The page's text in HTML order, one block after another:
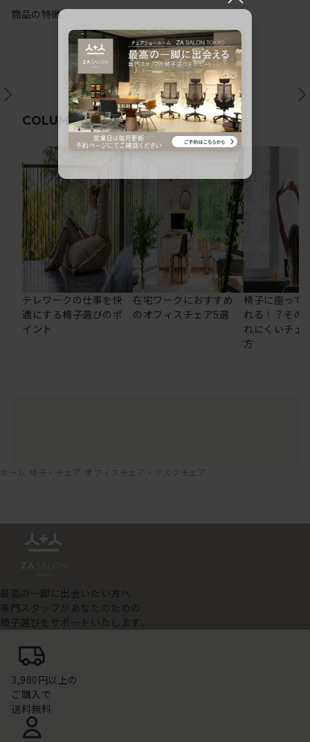
商品の特徴
COLUMN関連コラム
テレワークの仕事を快
適にする椅子選びのポ
イント
在宅ワークにおすすめ
のオフィスチェア5選
椅子に座って
れる！？その
れにくいチェ
方
ホーム 椅子・チェア オフィスチェア・デスクチェア
最高の一脚に出会いたい方へ
専門スタッフがあなたのための
椅子選びをサポートいたします。
3,980円以上の
ご購入で
送料無料